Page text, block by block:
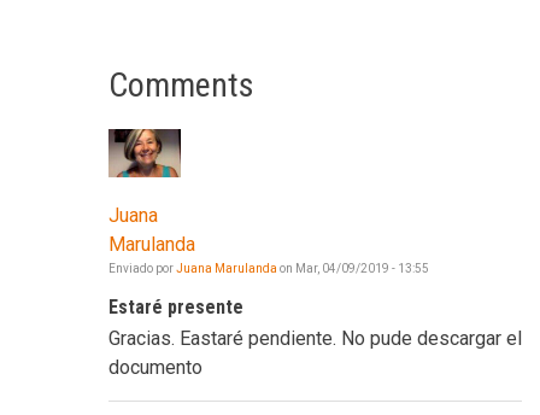
Comments
Juana
Marulanda
Enviado porJuana Marulanda on Mar, 04/09/2019 - 13:55
Estaré presente
Gracias. Eastaré pendiente. No pude descargar el
documento